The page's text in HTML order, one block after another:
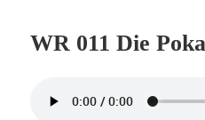
WR 011 Die